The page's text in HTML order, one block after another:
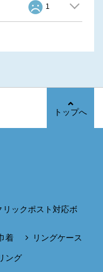
1
トップへ
リックポスト対応ボ
着 リングケース
ング